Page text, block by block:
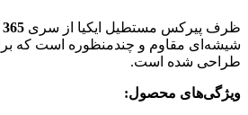
ظرف پیرکس مستطیل ایکیا از سری
شیشه‌ای مقاوم و چندمنظوره است که
طراحی شده است.
ویژگی‌های محصول: